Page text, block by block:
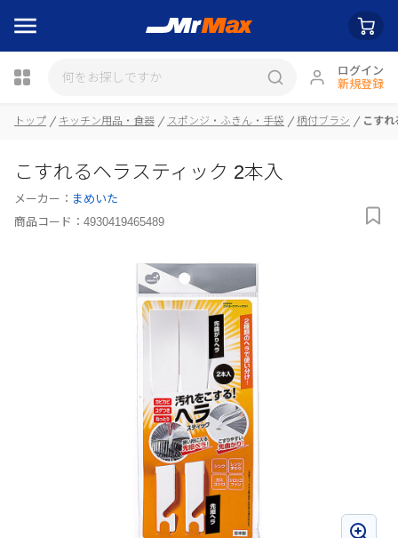
ログイン
新規登録
トップ キッチン用品・食器 スポンジ・ふきん・手袋 柄付ブラシ こす
こすれるヘラスティック 2本入
メーカー： まめいた
商品コード： 4930419465489